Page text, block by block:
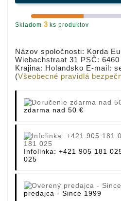
Skladom 3 ks produktov
Názov spoločnosti: Korda
Wiebachstraat 31 PSČ:
Krajina: Holandsko E-mail:
(Všeobecné pravidlá
zdarma nad 50 €
Infolinka: +421 905 181
025
predajca - Since 1999